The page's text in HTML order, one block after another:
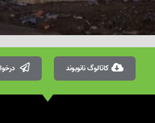
کاتالوگ نانوبوند